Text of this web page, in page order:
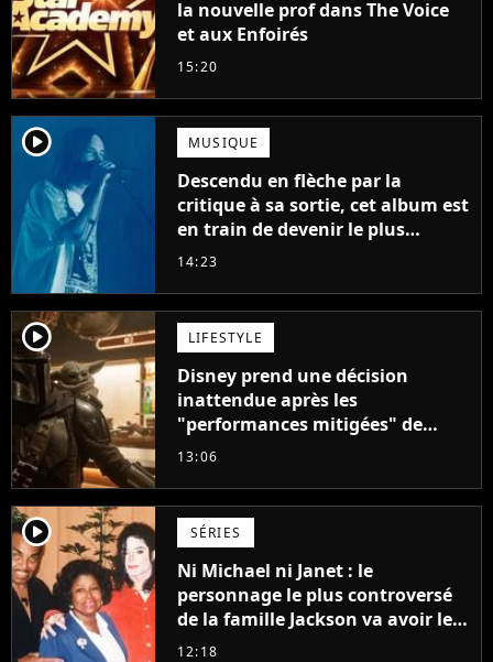
la nouvelle prof dans The Voice
et aux Enfoirés
15:20
player2 MUSIQUE
Descendu en flèche par la
critique à sa sortie, cet album est
en train de devenir le plus
populaire de son auteur
14:23
player2 LIFESTYLE
Disney prend une décision
inattendue après les
"performances mitigées" de
Vaiana et The Mandalorian &
13:06
player2 SÉRIES
Ni Michael ni Janet : le
personnage le plus controversé
de la famille Jackson va avoir le
droit à sa propre série
12:18